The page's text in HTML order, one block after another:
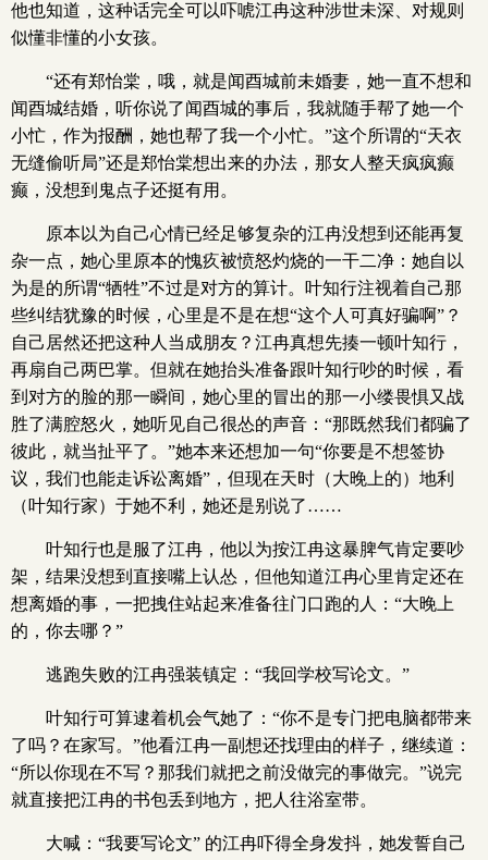
他也知道，这种话完全可以吓唬江冉这种涉世未深、对规则
似懂非懂的小女孩。
“还有郑怡棠，哦，就是闻酉城前未婚妻，她一直不想和
闻酉城结婚，听你说了闻酉城的事后，我就随手帮了她一个
小忙，作为报酬，她也帮了我一个小忙。”这个所谓的“天衣
无缝偷听局”还是郑怡棠想出来的办法，那女人整天疯疯癫
癫，没想到鬼点子还挺有用。
原本以为自己心情已经足够复杂的江冉没想到还能再复
杂一点，她心里原本的愧疚被愤怒灼烧的一干二净：她自以
为是的所谓“牺牲”不过是对方的算计。叶知行注视着自己那
些纠结犹豫的时候，心里是不是在想“这个人可真好骗啊”？
自己居然还把这种人当成朋友？江冉真想先揍一顿叶知行，
再扇自己两巴掌。但就在她抬头准备跟叶知行吵的时候，看
到对方的脸的那一瞬间，她心里的冒出的那一小缕畏惧又战
胜了满腔怒火，她听见自己很怂的声音：“那既然我们都骗了
彼此，就当扯平了。”她本来还想加一句“你要是不想签协
议，我们也能走诉讼离婚”，但现在天时（大晚上的）地利
（叶知行家）于她不利，她还是别说了……
叶知行也是服了江冉，他以为按江冉这暴脾气肯定要吵
架，结果没想到直接嘴上认怂，但他知道江冉心里肯定还在
想离婚的事，一把拽住站起来准备往门口跑的人：“大晚上
的，你去哪？”
逃跑失败的江冉强装镇定：“我回学校写论文。”
叶知行可算逮着机会气她了：“你不是专门把电脑都带来
了吗？在家写。”他看江冉一副想还找理由的样子，继续道：
“所以你现在不写？那我们就把之前没做完的事做完。”说完
就直接把江冉的书包丢到地方，把人往浴室带。
大喊：“我要写论文” 的江冉吓得全身发抖，她发誓自己